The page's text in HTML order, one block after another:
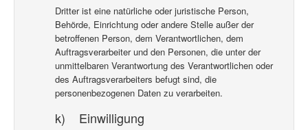
Dritter ist eine natürliche oder juristische Person,
Behörde, Einrichtung oder andere Stelle außer der
betroffenen Person, dem Verantwortlichen, dem
Auftragsverarbeiter und den Personen, die unter der
unmittelbaren Verantwortung des Verantwortlichen oder
des Auftragsverarbeiters befugt sind, die
personenbezogenen Daten zu verarbeiten.
k) Einwilligung